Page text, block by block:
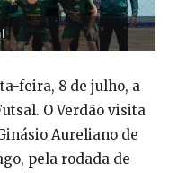
feira, 8 de julho, a
O Verdão visita
Aureliano de
pela rodada de